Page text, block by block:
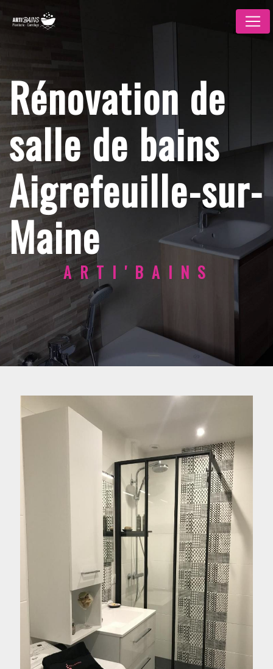
Rénovation de
salle de bains
Aigrefeuille-sur-
Maine
ARTI'BAINS